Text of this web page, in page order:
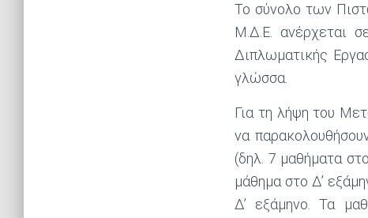
Το σύνολο των
Μ.Δ.Ε. ανέρχεται
Διπλωματικής
γλώσσα.
Για τη λήψη του
να
(δηλ. 7 μαθήματα
μάθημα στο Δ’
Δ’ εξάμηνο. Τα